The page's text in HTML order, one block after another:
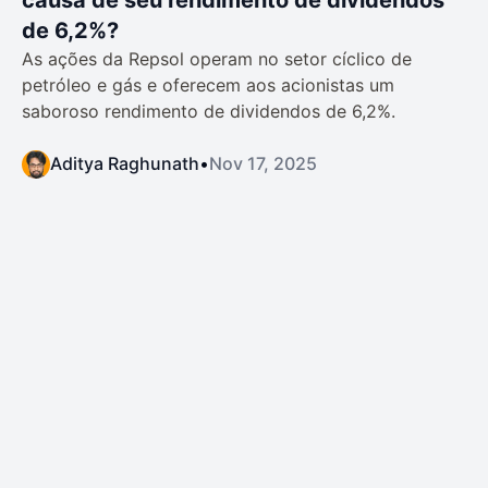
de 6,2%?
As ações da Repsol operam no setor cíclico de
petróleo e gás e oferecem aos acionistas um
saboroso rendimento de dividendos de 6,2%.
Aditya Raghunath•Nov 17, 2025